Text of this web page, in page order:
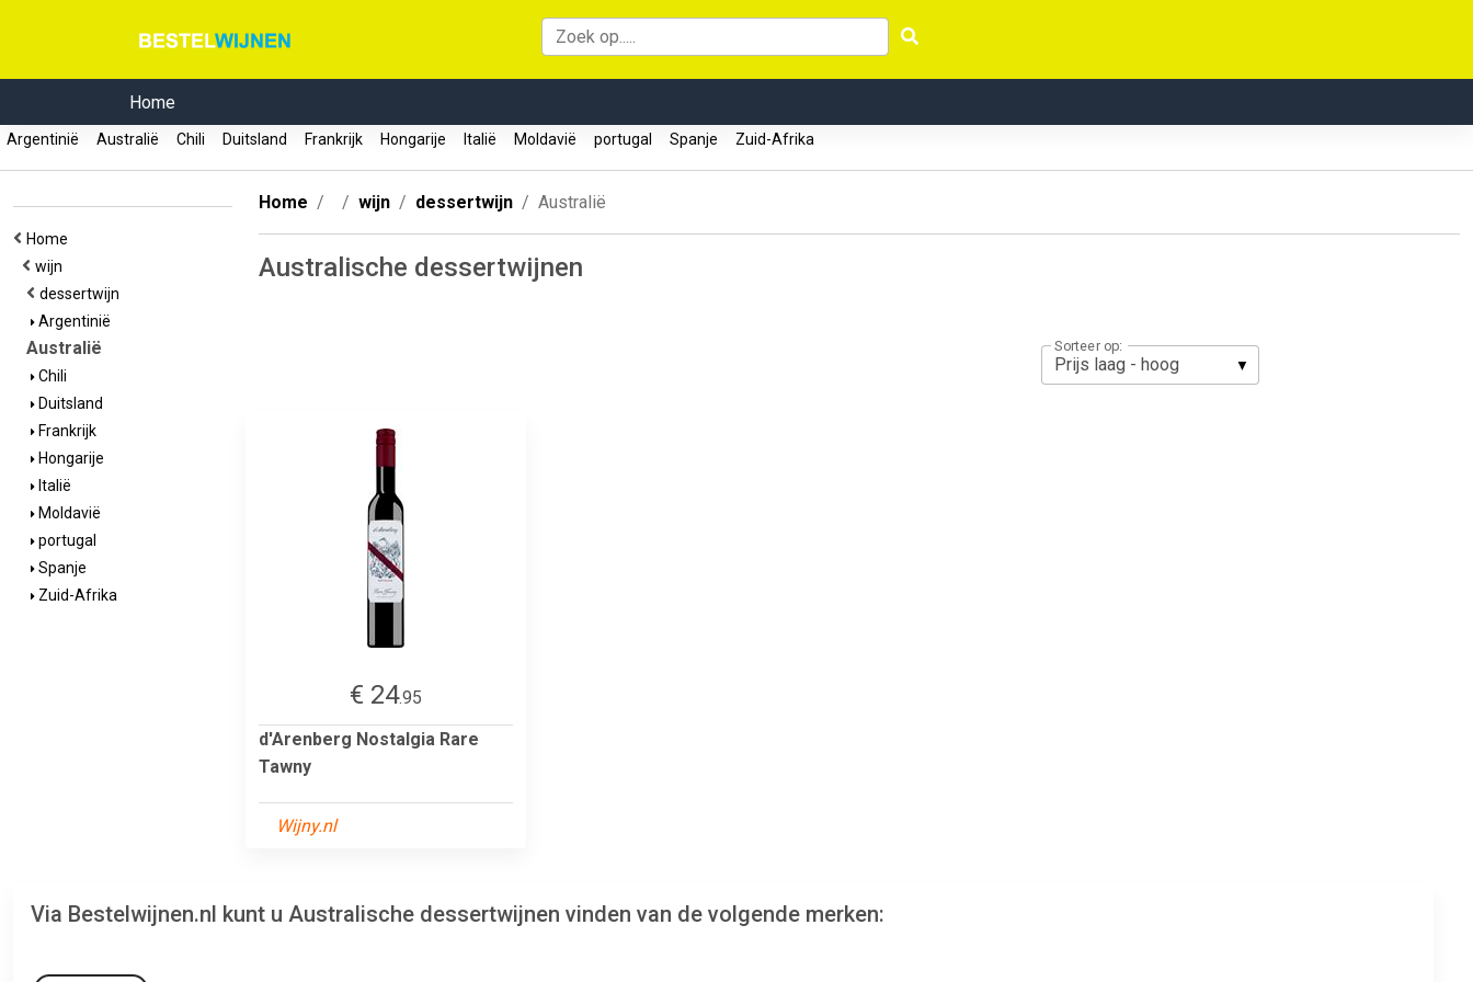
Home
Argentinië Australië Chili Duitsland Frankrijk Hongarije Italië Moldavië portugal Spanje Zuid-Afrika
Home
wijn
dessertwijn
Argentinië
Australië
Chili
Duitsland
Frankrijk
Hongarije
Italië
Moldavië
portugal
Spanje
Zuid-Afrika
Home wijn dessertwijn Australië
Australische dessertwijnen
Sorteer op:
€ 24.95
d'Arenberg Nostalgia Rare
Tawny
Wijny.nl
Via Bestelwijnen.nl kunt u Australische dessertwijnen vinden van de volgende merken: